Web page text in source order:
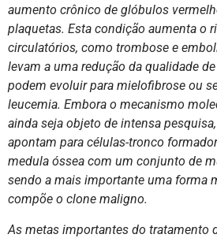
aumento crônico de glóbulos
plaquetas. Esta condição aumenta o
circulatórios, como trombose e
levam a uma redução da qualidade
podem evoluir para mielofibrose ou
leucemia. Embora o mecanismo
ainda seja objeto de intensa
apontam para células-tronco
medula óssea com um conjunto de
sendo a mais importante uma forma
compõe o clone maligno.
As metas importantes do tratamento